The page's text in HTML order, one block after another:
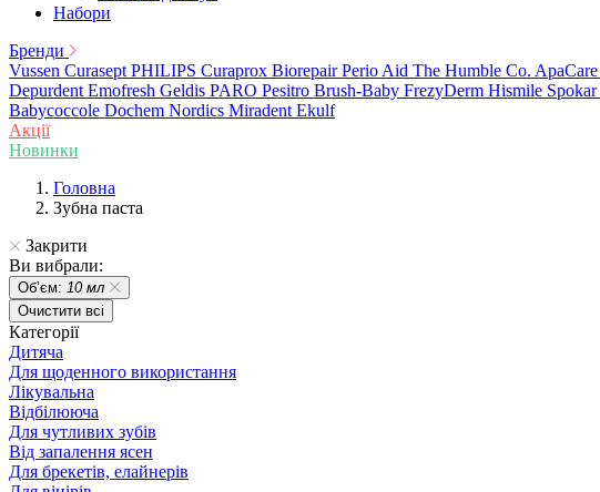
Набори
Бренди
Vussen Curasept PHILIPS Curaprox Biorepair Perio Aid The Humble Co. ApaCare
Depurdent Emofresh Geldis PARO Pesitro Brush-Baby FrezyDerm Hismile Spokar
Babycoccole Dochem Nordics Miradent Ekulf
Акції
Новинки
Головна
Зубна паста
Закрити
Ви вибрали:
Обʼєм: 10 мл
Очистити всі
Категорії
Дитяча
Для щоденного використання
Лікувальна
Відбілююча
Для чутливих зубів
Від запалення ясен
Для брекетів, елайнерів